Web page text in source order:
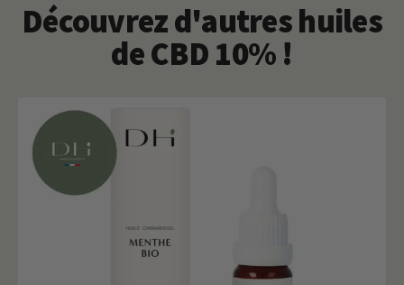
Découvrez d'autres huiles
de CBD 10% !